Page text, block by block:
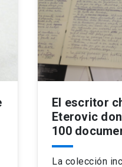
El escritor
Eterovic
100
La colección